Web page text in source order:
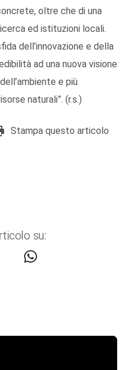
oltre che di una
ed istituzioni locali.
dell’innovazione e della
ad una nuova visione
e più
naturali”. (r.s.)
Stampa questo articolo
su: